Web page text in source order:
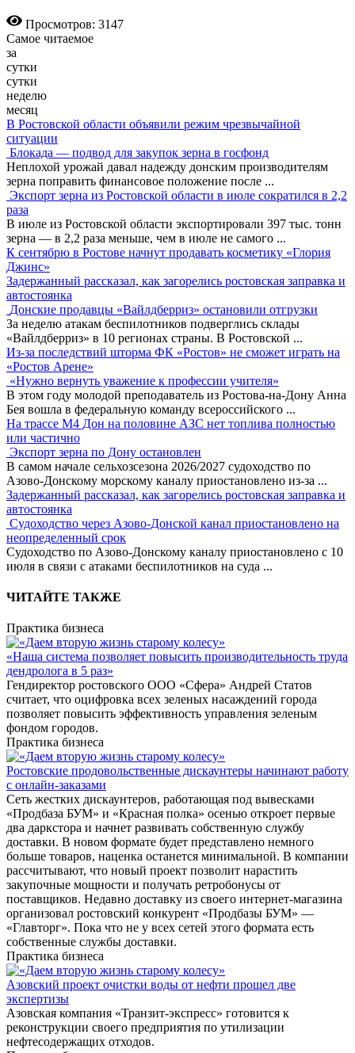
Просмотров: 3147
Самое читаемое
за
сутки
сутки
неделю
месяц
В Ростовской области объявили режим чрезвычайной
ситуации
Блокада — подвод для закупок зерна в госфонд
Неплохой урожай давал надежду донским производителям
зерна поправить финансовое положение после ...
Экспорт зерна из Ростовской области в июле сократился в 2,2
раза
В июле из Ростовской области экспортировали 397 тыс. тонн
зерна — в 2,2 раза меньше, чем в июле не самого ...
К сентябрю в Ростове начнут продавать косметику «Глория
Джинс»
Задержанный рассказал, как загорелись ростовская заправка и
автостоянка
Донские продавцы «Вайлдберриз» остановили отгрузки
За неделю атакам беспилотников подверглись склады
«Вайлдберриз» в 10 регионах страны. В Ростовской ...
Из-за последствий шторма ФК «Ростов» не сможет играть на
«Ростов Арене»
«Нужно вернуть уважение к профессии учителя»
В этом году молодой преподаватель из Ростова-на-Дону Анна
Бея вошла в федеральную команду всероссийского ...
На трассе М4 Дон на половине АЗС нет топлива полностью
или частично
Экспорт зерна по Дону остановлен
В самом начале сельхозсезона 2026/2027 судоходство по
Азово-Донскому морскому каналу приостановлено из-за ...
Задержанный рассказал, как загорелись ростовская заправка и
автостоянка
Судоходство через Азово-Донской канал приостановлено на
неопределенный срок
Судоходство по Азово-Донскому каналу приостановлено с 10
июля в связи с атаками беспилотников на суда ...
ЧИТАЙТЕ ТАКЖЕ
Практика бизнеса
«Наша система позволяет повысить производительность труда
дендролога в 5 раз»
Гендиректор ростовского ООО «Сфера» Андрей Статов
считает, что оцифровка всех зеленых насаждений города
позволяет повысить эффективность управления зеленым
фондом городов.
Практика бизнеса
Ростовские продовольственные дискаунтеры начинают работу
с онлайн-заказами
Сеть жестких дискаунтеров, работающая под вывесками
«Продбаза БУМ» и «Красная полка» осенью откроет первые
два даркстора и начнет развивать собственную службу
доставки. В новом формате будет представлено немного
больше товаров, наценка останется минимальной. В компании
рассчитывают, что новый проект позволит нарастить
закупочные мощности и получать ретробонусы от
поставщиков. Недавно доставку из своего интернет-магазина
организовал ростовский конкурент «Продбазы БУМ» —
«Главторг». Пока что не у всех сетей этого формата есть
собственные службы доставки.
Практика бизнеса
Азовский проект очистки воды от нефти прошел две
экспертизы
Азовская компания «Транзит-экспресс» готовится к
реконструкции своего предприятия по утилизации
нефтесодержащих отходов.